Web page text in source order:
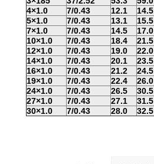
4×1.0
7/0.43 12.1 14.5
5×1.0
7/0.43 13.1 15.5
7×1.0
7/0.43 14.5 17.0
10×1.0
7/0.43 18.4 21.5
12×1.0
7/0.43 19.0 22.0
14×1.0
7/0.43 20.1 23.5
16×1.0
7/0.43 21.2 24.5
19×1.0
7/0.43 22.4 26.0
24×1.0
7/0.43 26.5 30.5
27×1.0
7/0.43 27.1 31.5
30×1.0
7/0.43 28.0 32.5